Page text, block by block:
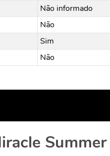
Não informado
Não
Sim
Não
Summer